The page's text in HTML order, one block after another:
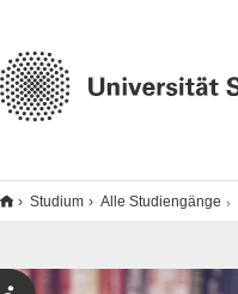
Studium Alle Studiengänge